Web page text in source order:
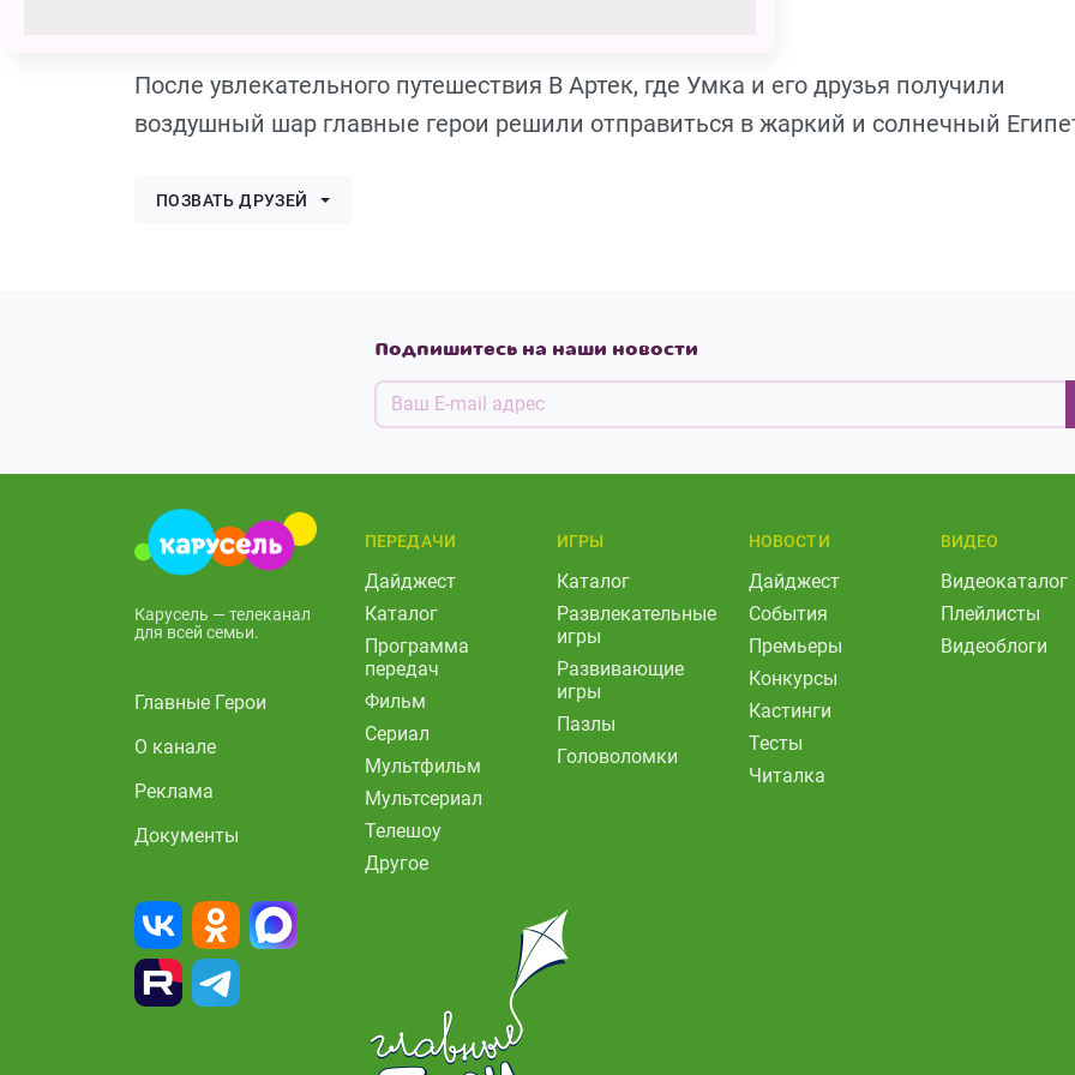
После увлекательного путешествия В Артек, где Умка и его друзья получили
воздушный шар главные герои решили отправиться в жаркий и солнечный
ПОЗВАТЬ ДРУЗЕЙ
Подпишитесь на наши новости
Карусель — телеканал
для всей семьи.
Главные Герои
О канале
Реклама
Документы
ПЕРЕДАЧИ
Дайджест
Каталог
Программа
передач
Фильм
Сериал
Мультфильм
Мультсериал
Телешоу
Другое
ИГРЫ
Каталог
Развлекательные
игры
Развивающие
игры
Пазлы
Головоломки
НОВОСТИ
Дайджест
События
Премьеры
Конкурсы
Кастинги
Тесты
Читалка
ВИДЕО
Видеокаталог
Плейлисты
Видеоблоги